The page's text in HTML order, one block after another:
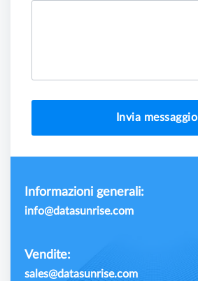
Invia messaggio
Informazioni generali:
info@datasunrise.com
Vendite:
sales@datasunrise.com